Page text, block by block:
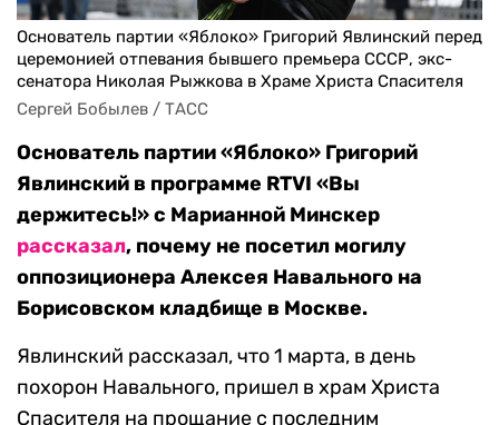
Основатель партии «Яблоко» Григорий Явлинский перед
церемонией отпевания бывшего премьера СССР, экс-
сенатора Николая Рыжкова в Храме Христа Спасителя
Сергей Бобылев / ТАСС
Основатель партии «Яблоко» Григорий
Явлинский в программе RTVI «Вы
держитесь!» с Марианной Минскер
рассказал, почему не посетил могилу
оппозиционера Алексея Навального на
Борисовском кладбище в Москве.
Явлинский рассказал, что 1 марта, в день
похорон Навального, пришел в храм Христа
Спасителя на прощание с последним